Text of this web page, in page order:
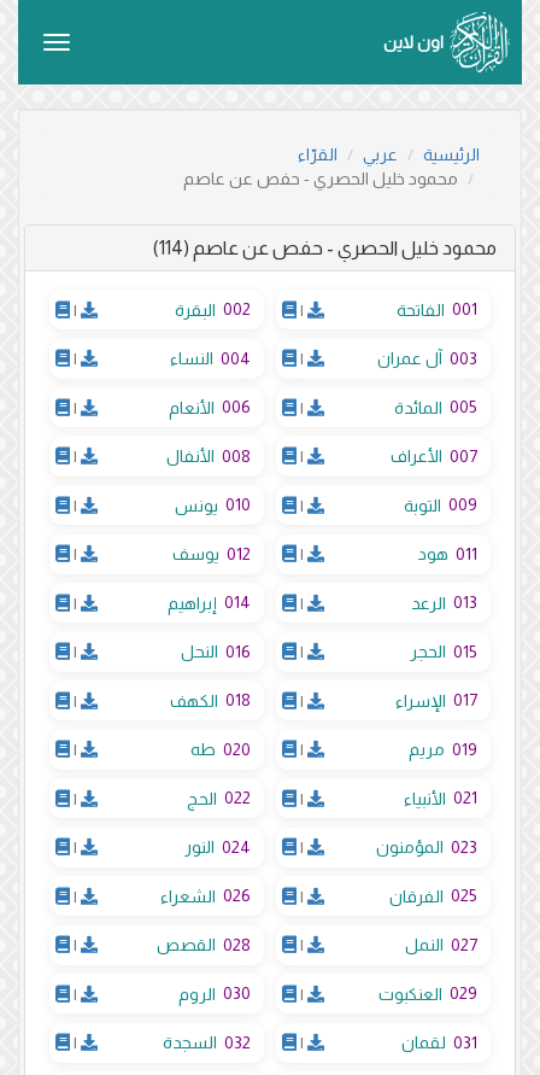
اون لاين
Toggle
الرئيسية عربي
القرّاء
محمود خليل الحصري - حفص عن عاصم
محمود خليل الحصري - حفص عن عاصم (114)
001 الفاتحة |
002 البقرة |
003 آل عمران |
004 النساء |
005 المائدة |
006 الأنعام |
007 الأعراف |
008 الأنفال |
009 التوبة |
010 يونس |
011 هود |
012 يوسف |
013 الرعد |
014 إبراهيم |
015 الحجر |
016 النحل |
017 الإسراء |
018 الكهف |
019 مريم |
020 طه |
021 الأنبياء |
022 الحج |
023 المؤمنون |
024 النور |
025 الفرقان |
026 الشعراء |
027 النمل |
028 القصص |
029 العنكبوت |
030 الروم |
031 لقمان |
032 السجدة |